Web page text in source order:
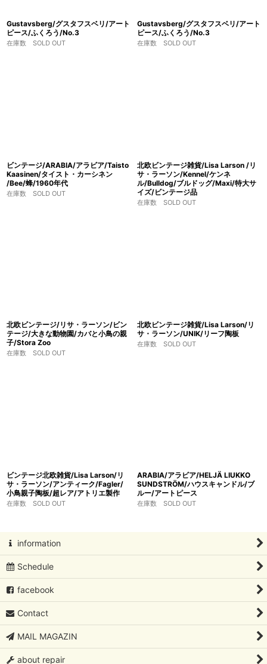
Gustavsberg/グスタフスベリ/アート
ピース/ふくろう/No.3
在庫数 SOLD OUT
Gustavsberg/グスタフスベリ/アート
ピース/ふくろう/No.3
在庫数 SOLD OUT
ビンテージ/ARABIA/アラビア/Taisto
Kaasinen/タイスト・カーシネン
/Bee/蜂/1960年代
在庫数 SOLD OUT
北欧ビンテージ雑貨/Lisa Larson /リ
サ・ラーソン/Kennel/ケンネ
ル/Bulldog/ブルドッグ/Maxi/特大サ
イズ/ビンテージ品
在庫数 SOLD OUT
北欧ビンテージ/リサ・ラーソン/ビン
テージ/大きな動物園/カバと小鳥の親
子/Stora Zoo
在庫数 SOLD OUT
北欧ビンテージ雑貨/Lisa Larson/リ
サ・ラーソン/UNIK/リーフ陶板
在庫数 SOLD OUT
ビンテージ北欧雑貨/Lisa Larson/リ
サ・ラーソン/アンティーク/Fagler/
小鳥親子陶板/超レア/アトリエ製作
在庫数 SOLD OUT
ARABIA/アラビア/HELJÄ LIUKKO
SUNDSTRÖM/ハウスキャンドル/ブ
ルー/アートピース
在庫数 SOLD OUT
information
Schedule
facebook
Contact
MAIL MAGAZIN
about repair